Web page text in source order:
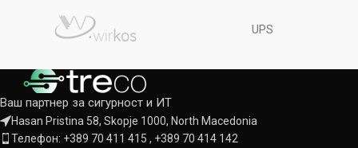
UPS
Ваш партнер за сигурност и ИТ
Hasan Pristina 58, Skopje 1000, North Macedonia
Телефон: +389 70 411 415 , +389 70 414 142